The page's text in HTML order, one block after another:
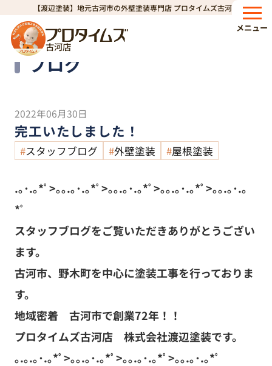
【渡辺塗装】地元古河市の外壁塗装専門店 プロタイムズ古河店
古河店
メニュー
HOME>ブログ>完工いたしました！
ブログ
Blog
2022年06月30日
完工いたしました！
スタッフブログ 外壁塗装 屋根塗装
.｡･.｡*ﾟ>｡｡.｡･.｡*ﾟ>｡｡.｡･.｡*ﾟ>｡｡.｡･.｡*ﾟ>｡｡.｡･.｡
*ﾟ
スタッフブログをご覧いただきありがとうござい
ます。
古河市、野木町を中心に塗装工事を行っておりま
す。
地域密着 古河市で創業72年！！
プロタイムズ古河店 株式会社渡辺塗装です。
｡.｡.｡･.｡*ﾟ>｡｡.｡･.｡*ﾟ>｡｡.｡･.｡*ﾟ>｡｡.｡･.｡*ﾟ